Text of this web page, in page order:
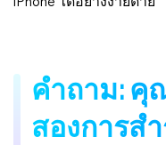
คำถาม: คุ
สองการส